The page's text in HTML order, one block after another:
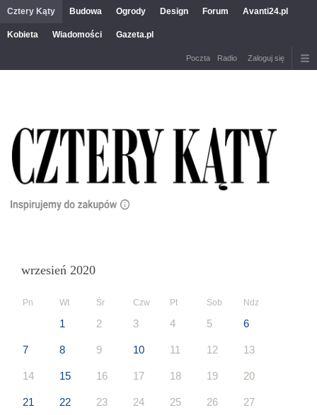
Cztery Kąty Budowa Ogrody Design Forum Avanti24.pl
Kobieta Wiadomości Gazeta.pl
Poczta Radio Zaloguj się
wrzesień 2020
Pn Wt Śr Czw Pt Sob Ndz
1 2 3 4 5 6
7 8 9 10 11 12 13
14 15 16 17 18 19 20
21 22 23 24 25 26 27